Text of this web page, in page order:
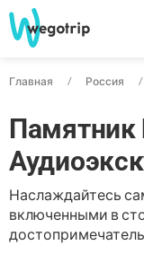
Главная Россия
Памятник
Наслаждайтесь
включенными в